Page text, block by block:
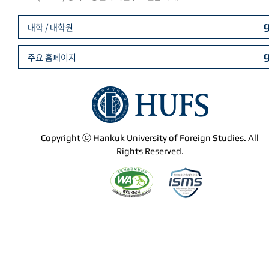
Copyright ⓒ Hankuk University of Foreign Studies. All
Rights Reserved.
대학 / 대학원
주요 홈페이지